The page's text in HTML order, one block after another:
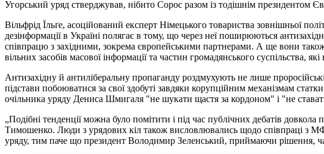
Угорський уряд стверджував, нібито Сорос разом із тодішнім президентом
Вільфрід Їльґе, асоційований експерт Німецького товариства зовнішньої
дезінформації в Україні полягає в тому, що через неї поширюються
співпрацю з західними, зокрема європейськими партнерами. А ще вони
вільних засобів масової інформації та частин громадянського суспільства,
Антизахідну й антиліберальну пропаганду роздмухують не лише
підстави побоюватися за свої здобуті завдяки корупційним механізмам
очільника уряду Дениса Шмигаля "не шукати щастя за кордоном" і "не
„Подібні тенденції можна було помітити і під час публічних дебатів
Тимошенко. Люди з урядових кіл також висловлювались щодо співпраці з
уряду, тим паче що президент Володимир Зеленський, приймаючи рішення,